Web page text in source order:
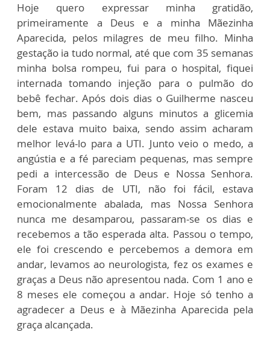
Hoje quero expressar minha gratidão,
primeiramente a Deus e a minha Mãezinha
Aparecida, pelos milagres de meu filho. Minha
gestação ia tudo normal, até que com 35 semanas
minha bolsa rompeu, fui para o hospital, fiquei
internada tomando injeção para o pulmão do
bebê fechar. Após dois dias o Guilherme nasceu
bem, mas passando alguns minutos a glicemia
dele estava muito baixa, sendo assim acharam
melhor levá-lo para a UTI. Junto veio o medo, a
angústia e a fé pareciam pequenas, mas sempre
pedi a intercessão de Deus e Nossa Senhora.
Foram 12 dias de UTI, não foi fácil, estava
emocionalmente abalada, mas Nossa Senhora
nunca me desamparou, passaram-se os dias e
recebemos a tão esperada alta. Passou o tempo,
ele foi crescendo e percebemos a demora em
andar, levamos ao neurologista, fez os exames e
graças a Deus não apresentou nada. Com 1 ano e
8 meses ele começou a andar. Hoje só tenho a
agradecer a Deus e à Mãezinha Aparecida pela
graça alcançada.